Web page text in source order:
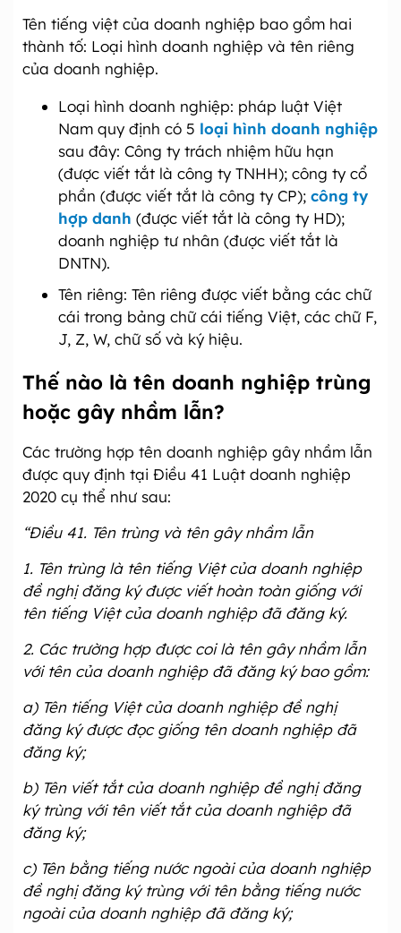
Tên tiếng việt của doanh nghiệp bao gồm hai
thành tố: Loại hình doanh nghiệp và tên riêng
của doanh nghiệp.
Loại hình doanh nghiệp: pháp luật Việt
Nam quy định có 5 loại hình doanh nghiệp
sau đây: Công ty trách nhiệm hữu hạn
(được viết tắt là công ty TNHH); công ty cổ
phần (được viết tắt là công ty CP); công ty
hợp danh (được viết tắt là công ty HD);
doanh nghiệp tư nhân (được viết tắt là
DNTN).
Tên riêng: Tên riêng được viết bằng các chữ
cái trong bảng chữ cái tiếng Việt, các chữ F,
J, Z, W, chữ số và ký hiệu.
Thế nào là tên doanh nghiệp trùng
hoặc gây nhầm lẫn?
Các trường hợp tên doanh nghiệp gây nhầm lẫn
được quy định tại Điều 41 Luật doanh nghiệp
2020 cụ thể như sau:
“Điều 41. Tên trùng và tên gây nhầm lẫn
1. Tên trùng là tên tiếng Việt của doanh nghiệp
đề nghị đăng ký được viết hoàn toàn giống với
tên tiếng Việt của doanh nghiệp đã đăng ký.
2. Các trường hợp được coi là tên gây nhầm lẫn
với tên của doanh nghiệp đã đăng ký bao gồm:
a) Tên tiếng Việt của doanh nghiệp đề nghị
đăng ký được đọc giống tên doanh nghiệp đã
đăng ký;
b) Tên viết tắt của doanh nghiệp đề nghị đăng
ký trùng với tên viết tắt của doanh nghiệp đã
đăng ký;
c) Tên bằng tiếng nước ngoài của doanh nghiệp
đề nghị đăng ký trùng với tên bằng tiếng nước
ngoài của doanh nghiệp đã đăng ký;